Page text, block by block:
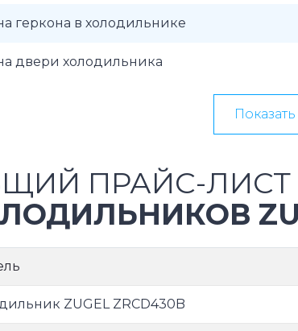
геркона в холодильнике
двери холодильника
ПРАЙС-
ZUGEL ZRCD430B